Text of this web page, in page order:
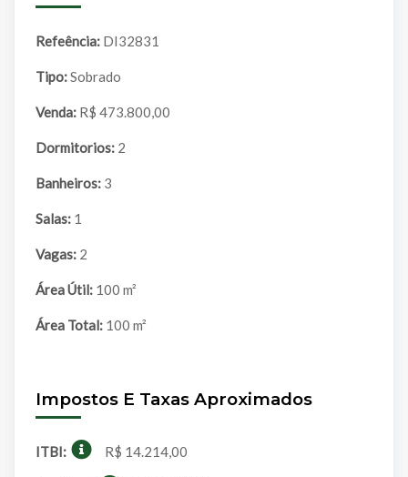
Refeência: DI32831
Tipo: Sobrado
Venda: R$ 473.800,00
Dormitorios: 2
Banheiros: 3
Salas: 1
Vagas: 2
Área Útil: 100 m²
Área Total: 100 m²
Impostos E Taxas Aproximados
ITBI: R$ 14.214,00